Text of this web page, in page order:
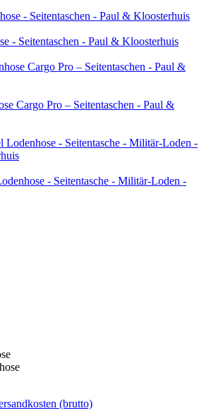
- Seitentaschen - Paul & Kloosterhuis
Cargo Pro – Seitentaschen - Paul &
- Seitentasche - Militär-Loden -
(brutto)